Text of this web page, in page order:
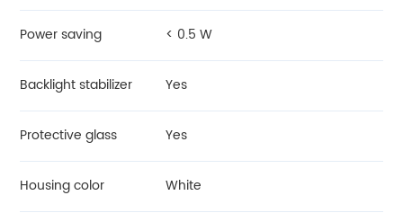
Power saving < 0.5 W
Backlight stabilizer Yes
Protective glass Yes
Housing color White